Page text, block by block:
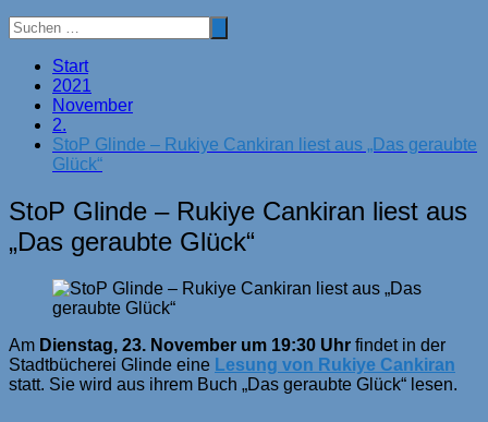
Start
2021
November
2.
StoP Glinde – Rukiye Cankiran liest aus „Das geraubte
Glück“
StoP Glinde – Rukiye Cankiran liest aus
„Das geraubte Glück“
Am Dienstag, 23. November um 19:30 Uhr findet in der
Stadtbücherei Glinde eine Lesung von Rukiye Cankiran
statt. Sie wird aus ihrem Buch „Das geraubte Glück“ lesen.